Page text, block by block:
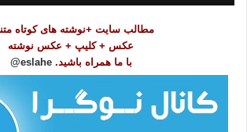
مطالب سایت +نوشته های کوتاه
عکس + کلیپ + عکس نوشته
با ما همراه باشید. eslahe@